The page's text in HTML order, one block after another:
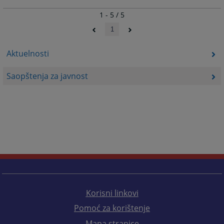
Aktuelnosti
Saopštenja za javnost
1 - 5 / 5
1
Korisni linkovi
Pomoć za korištenje